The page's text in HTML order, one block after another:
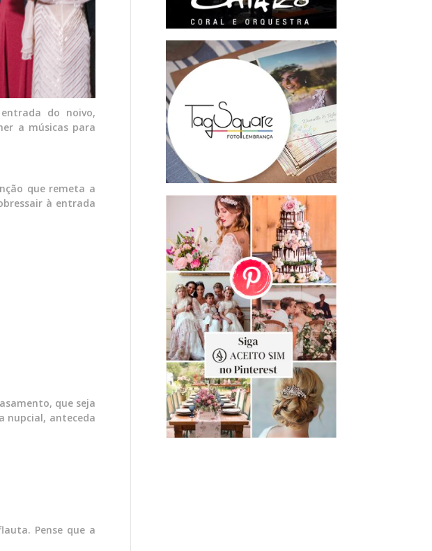
do noivo,
a músicas para
que remeta a
à entrada
que seja
nupcial, anteceda
Pense que a